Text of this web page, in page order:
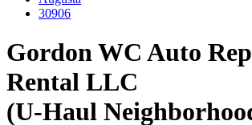
30906
Gordon WC Auto
Rental LLC
(U-Haul